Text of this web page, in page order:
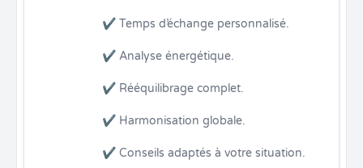
✔ Temps d’échange personnalisé.
✔ Analyse énergétique.
✔ Rééquilibrage complet.
✔ Harmonisation globale.
✔ Conseils adaptés à votre situation.